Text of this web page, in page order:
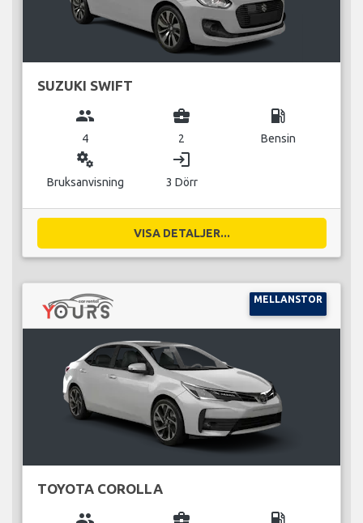
SUZUKI SWIFT
group
4
business_center
2
local_gas_station
Bensin
miscellaneous_services
Bruksanvisning
login
3 Dörr
VISA DETALJER...
MELLANSTOR
TOYOTA COROLLA
group business_center local_gas_station